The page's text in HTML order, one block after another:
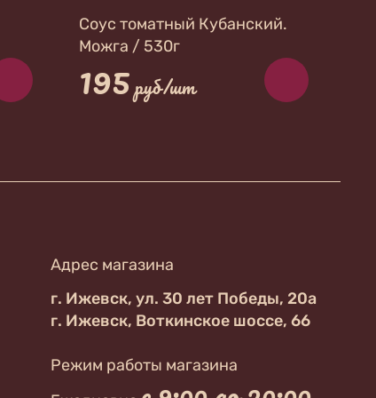
Соус томатный Кубанский.
Можга / 530г
195руб/шт
Адрес магазина
г. Ижевск, ул. 30 лет Победы, 20а
г. Ижевск, Воткинское шоссе, 66
Режим работы магазина